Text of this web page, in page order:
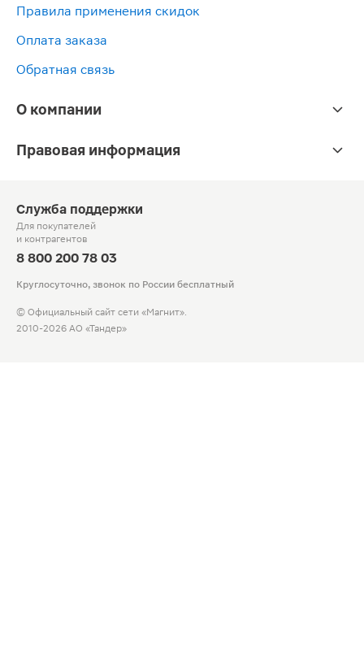
Правила применения скидок
Оплата заказа
Обратная связь
О компании
Правовая информация
Служба поддержки
Для покупателей
и контрагентов
8 800 200 78 03
Круглосуточно, звонок по России бесплатный
© Официальный сайт сети «Магнит».
2010-2026 АО «Тандер»